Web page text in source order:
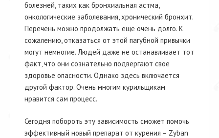
болезней, таких как бронхиальная астма,
онкологические заболевания, хронический бронхит.
Перечень можно продолжать еще очень долго. К
сожалению, отказаться от этой пагубной привычки
могут немногие. Людей даже не останавливает тот
факт, что они сознательно подвергают свое
здоровье опасности. Однако здесь включается
другой фактор. Очень многим курильщикам
нравится сам процесс.
Сегодня побороть эту зависимость сможет помочь
эффективный новый препарат от курения – Zyban